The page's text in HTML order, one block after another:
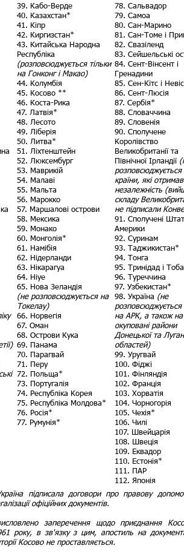
39. Кабо-Верде
40. Казахстан*
41. Кіпр
42. Киргизстан*
43. Китайська Народна
Республіка
(розповсюджується тільки
на Гонконг і Макао)
44. Колумбія
45. Косово **
46. Коста-Рика
47. Латвія*
48. Лесото
49. Ліберія
50. Литва*
51. Ліхтенштейн
52. Люксембург
53. Маврикій
54. Малаві
55. Мальта
56. Марокко
57. Маршалові острови
58. Мексика
59. Монако
60. Монголія*
61. Намібія
62. Нідерланди
63. Нікарагуа
64. Ніуе
65. Нова Зеландія
(не розповсюджується на
Токелау)
66. Норвегія
67. Оман
68. Острови Кука
69. Панама
70. Парагвай
71. Перу
72. Польща*
73. Португалія
74. Республіка Корея
75. Республіка Молдова*
76. Росія*
77. Румунія*
78. Сальвадор
79. Самоа
80. Сан-Марино
81. Сан-Томе і
82. Свазіленд
83. Сейшельські
84. Сент-Вінсент і
Гренадини
85. Сен-Кітс і Невіс
86. Сент-Люсія
87. Сербія*
88. Словаччина
89. Словенія
90. Сполучене
Королівство
Великобританії та
Північної Ірландії
розповсюджується
країни, які
незалежність
складу
не підписали
91. Сполучені
Америки
92. Суринам
93. Таджикистан*
94. Тонга
95. Тринідад і
96. Туреччина
97. Узбекистан*
98. Україна (не
розповсюджується
на АРК, а також на
окуповані райони
Донецької та
областей)
99. Уругвай
100. Фіджі
101. Фінляндія
102. Франція
103. Хорватія
104. Чорногорія
105. Чехія*
106. Чилі
107. Швейцарія
108. Швеція
109. Еквадор
110. Естонія*
111. ПАР
112. Японія
підписала договори про правову
офіційних документів.
заперечення щодо приєднання
року, в зв'язку з цим, апостиль на
Косово не проставляється.